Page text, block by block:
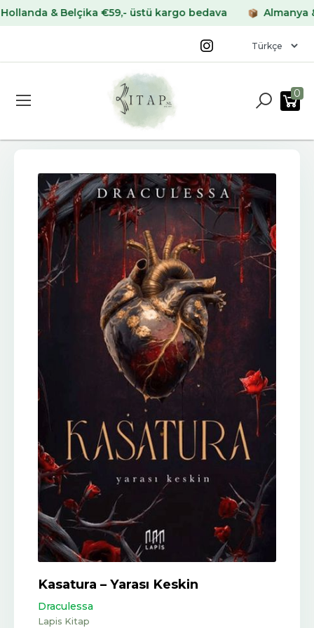
& Belçika €59,- üstü kargo bedava Almanya &
0
Kasatura – Yarası Keskin
Draculessa
Lapis Kitap